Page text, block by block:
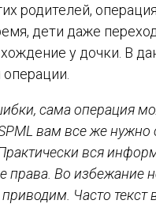
родителей,
дети даже
у дочки. В
сама операция
вам все же нужно
вся
права. Во избежание
Часто текст